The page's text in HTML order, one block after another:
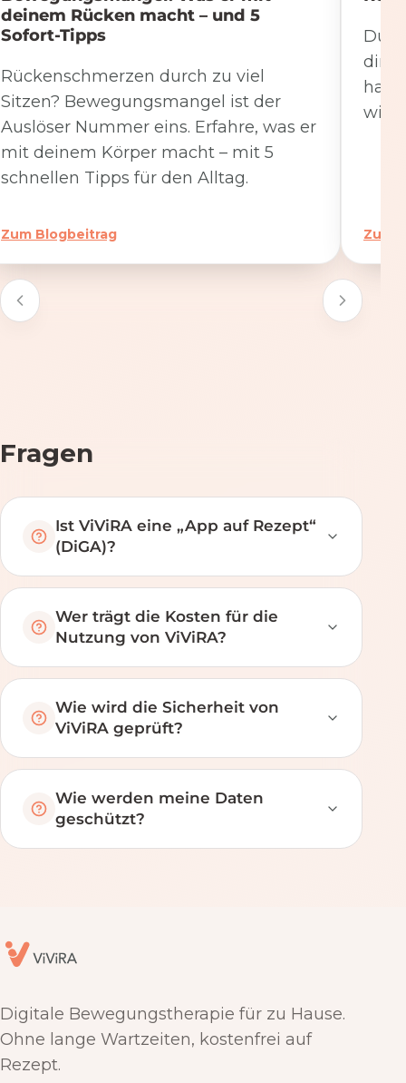
deinem Rücken macht – und 5
Sofort-Tipps
Rückenschmerzen durch zu viel
Sitzen? Bewegungsmangel ist der
Auslöser Nummer eins. Erfahre, was er
mit deinem Körper macht – mit 5
schnellen Tipps für den Alltag.
Zum Blogbeitrag
Du
hat.
Zum
Fragen
Ist ViViRA eine „App auf Rezept“
(DiGA)?
Wer trägt die Kosten für die
Nutzung von ViViRA?
Wie wird die Sicherheit von
ViViRA geprüft?
Wie werden meine Daten
geschützt?
Digitale Bewegungstherapie für zu Hause.
Ohne lange Wartzeiten, kostenfrei auf
Rezept.